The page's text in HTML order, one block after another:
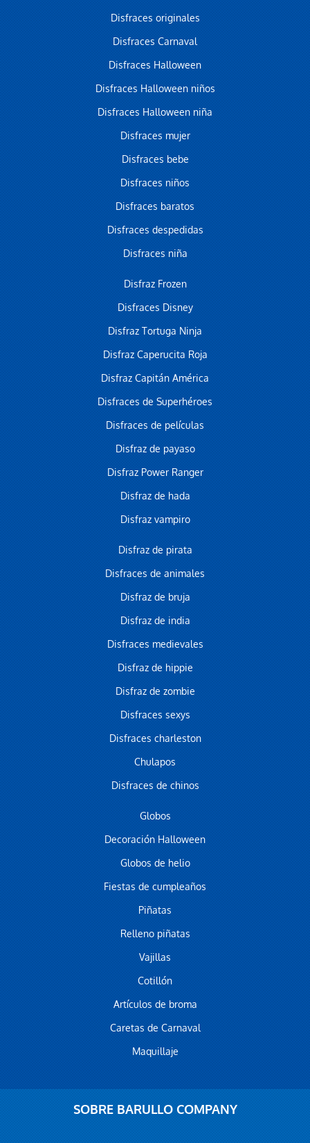
Disfraces originales
Disfraces Carnaval
Disfraces Halloween
Disfraces Halloween niños
Disfraces Halloween niña
Disfraces mujer
Disfraces bebe
Disfraces niños
Disfraces baratos
Disfraces despedidas
Disfraces niña
Disfraz Frozen
Disfraces Disney
Disfraz Tortuga Ninja
Disfraz Caperucita Roja
Disfraz Capitán América
Disfraces de Superhéroes
Disfraces de películas
Disfraz de payaso
Disfraz Power Ranger
Disfraz de hada
Disfraz vampiro
Disfraz de pirata
Disfraces de animales
Disfraz de bruja
Disfraz de india
Disfraces medievales
Disfraz de hippie
Disfraz de zombie
Disfraces sexys
Disfraces charleston
Chulapos
Disfraces de chinos
Globos
Decoración Halloween
Globos de helio
Fiestas de cumpleaños
Piñatas
Relleno piñatas
Vajillas
Cotillón
Artículos de broma
Caretas de Carnaval
Maquillaje
SOBRE BARULLO COMPANY